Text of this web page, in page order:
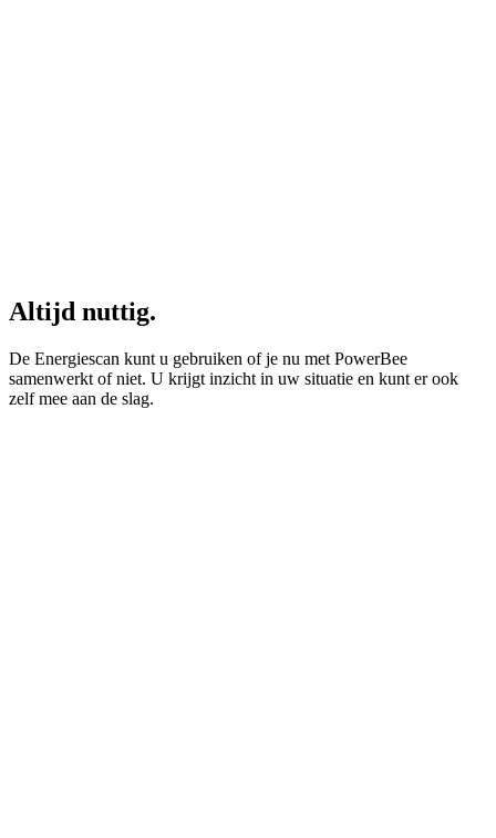
Altijd nuttig.
De Energiescan kunt u gebruiken of je nu met PowerBee
samenwerkt of niet. U krijgt inzicht in uw situatie en kunt er ook
zelf mee aan de slag.